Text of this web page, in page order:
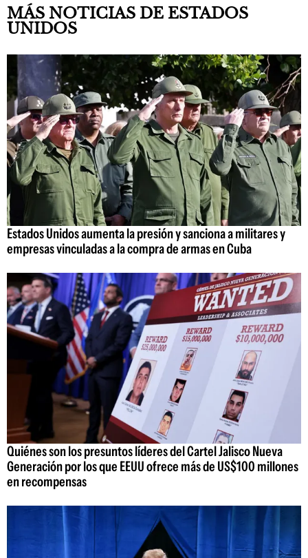
MÁS NOTICIAS DE ESTADOS
UNIDOS
Estados Unidos aumenta la presión y sanciona a militares y
empresas vinculadas a la compra de armas en Cuba
Quiénes son los presuntos líderes del Cartel Jalisco Nueva
Generación por los que EEUU ofrece más de US$100 millones
en recompensas